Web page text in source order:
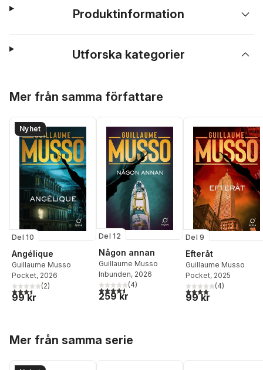
Produktinformation
Utforska kategorier
Mer från samma författare
Nyhet
Del 10
Angélique
Guillaume Musso
Pocket, 2026
3,5utav 5 stjärnor. Totalt antal röster:
(2)
99 kr
Del 12
Någon annan
Guillaume Musso
Inbunden, 2026
4,5utav 5 stjärnor. Totalt antal röster:
(4)
259 kr
Del 9
Efteråt
Guillaume Musso
Pocket, 2025
4,0utav 5 stjärnor.
(4)
99 kr
Mer från samma serie